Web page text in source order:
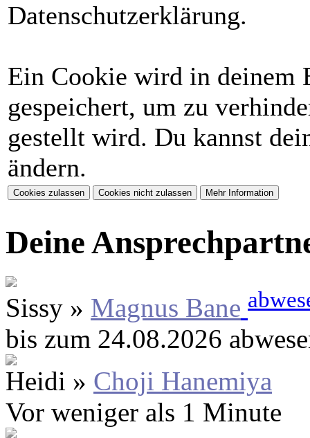
Datenschutzerklärung.
Ein Cookie wird in deinem
gespeichert, um zu
gestellt wird. Du kannst
ändern.
Deine
Sissy » Magnus Bane
bis zum 24.08.2026
Heidi » Choji Hanemiya
Vor weniger als 1 Minute